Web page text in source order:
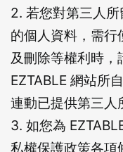
2. 若您對第三人
的個人資料，需行
及刪除等權利時，
EZTABLE 網站所
連動已提供第三人
3. 如您為
私權保護政策各項